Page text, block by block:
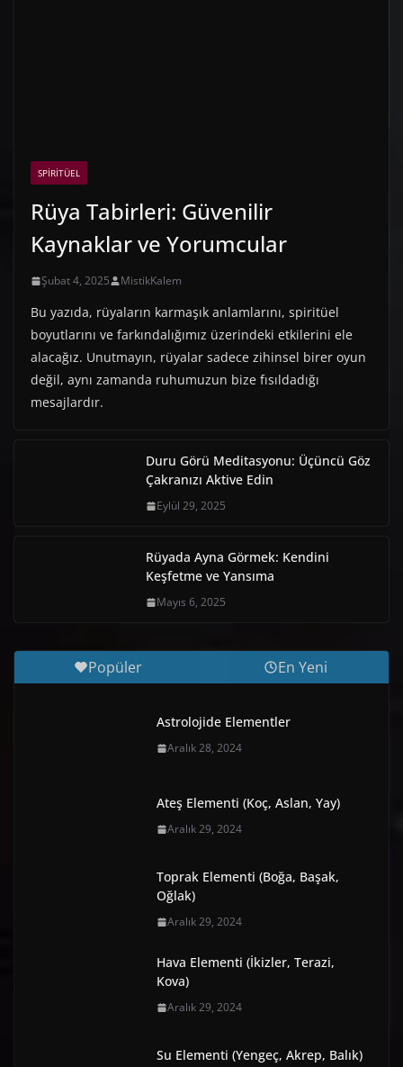
SPIRITÜEL
Rüya Tabirleri: Güvenilir
Kaynaklar ve Yorumcular
Şubat 4, 2025 MistikKalem
Bu yazıda, rüyaların karmaşık anlamlarını, spiritüel
boyutlarını ve farkındalığımız üzerindeki etkilerini ele
alacağız. Unutmayın, rüyalar sadece zihinsel birer oyun
değil, aynı zamanda ruhumuzun bize fısıldadığı
mesajlardır.
Duru Görü Meditasyonu: Üçüncü Göz
Çakranızı Aktive Edin
Eylül 29, 2025
Rüyada Ayna Görmek: Kendini
Keşfetme ve Yansıma
Mayıs 6, 2025
Popüler En Yeni
Astrolojide Elementler
Aralık 28, 2024
Ateş Elementi (Koç, Aslan, Yay)
Aralık 29, 2024
Toprak Elementi (Boğa, Başak,
Oğlak)
Aralık 29, 2024
Hava Elementi (İkizler, Terazi,
Kova)
Aralık 29, 2024
Su Elementi (Yengeç, Akrep, Balık)